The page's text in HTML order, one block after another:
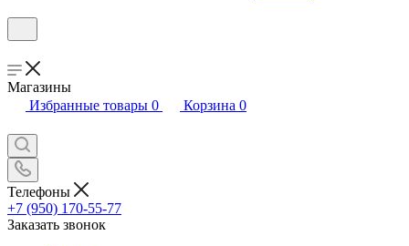
Магазины
Избранные товары 0 Корзина 0
Телефоны
+7 (950) 170-55-77
Заказать звонок